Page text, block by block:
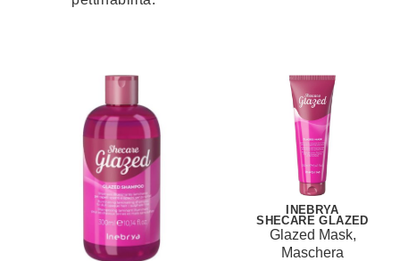
INEBRYA
SHECARE GLAZED
Glazed Mask,
Maschera